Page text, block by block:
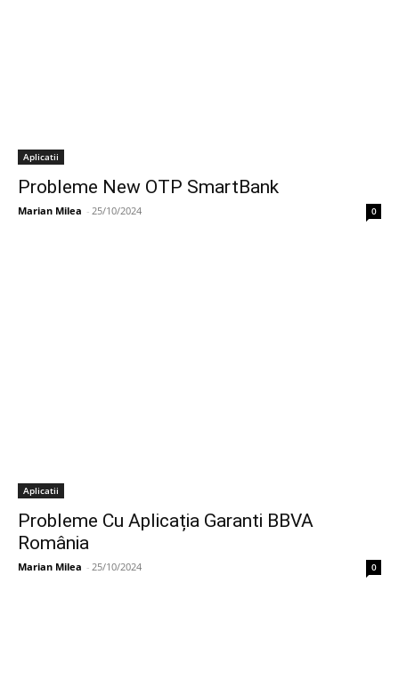
Aplicatii
Probleme New OTP SmartBank
Marian Milea - 25/10/2024 0
Aplicatii
Probleme Cu Aplicația Garanti BBVA
România
Marian Milea - 25/10/2024 0